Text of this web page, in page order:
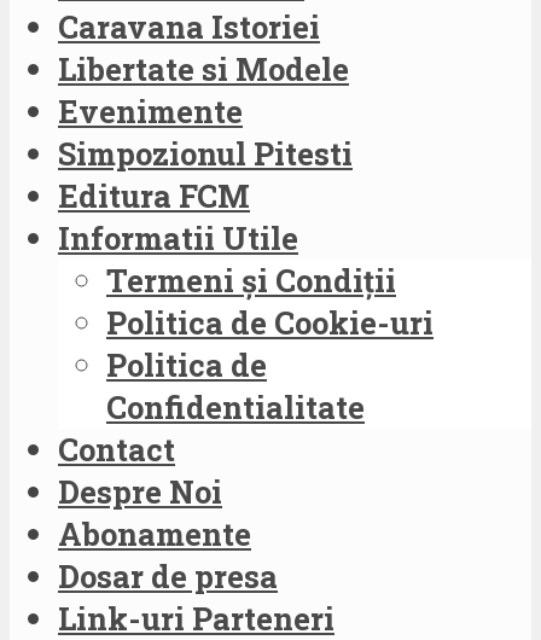
Caravana Istoriei
Libertate si Modele
Evenimente
Simpozionul Pitesti
Editura FCM
Informatii Utile
Termeni și Condiții
Politica de Cookie-uri
Politica de
Confidentialitate
Contact
Despre Noi
Abonamente
Dosar de presa
Link-uri Parteneri